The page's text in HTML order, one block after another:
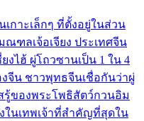
เกาะเล็กๆ ที่ตั้งอยู่ในส่วน
ฑลเจ้อเจียง ประเทศจีน
งไฮ้ ผู่โถวซานเป็น 1 ใน 4
จีน ชาวพุทธจีนเชื่อกันว่าผู่
ของพระโพธิสัตว์กวนอิม
ในเทพเจ้าที่สำคัญที่สุดใน